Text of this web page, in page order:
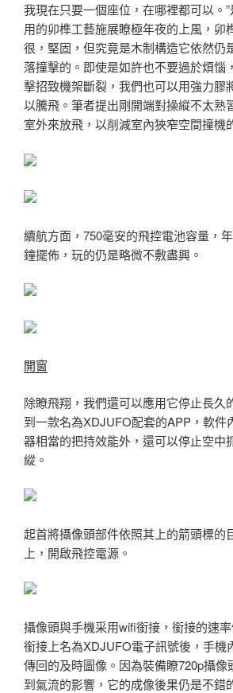
我現在只要一個座位，在哪裡都可以。
用的卯榫工藝施展瞭極年夜的上風，卯
很，堅固，但究竟是木制構造它依然仍
落撞擊的。即使是如許也不要過於煩惱
擊招致機架斷裂，我們也可以用強力膠
以騰飛。筆者提出剛開端對操縱不太熟
室外來放飛，以削減室內狹窄空間撞機
續航方面，750毫安的飛控電池容量，
鐘擺佈，玩的仍是略微不敷盡興。
開窗
除瞭飛翔，我們還可以應用它停止長久
到一款名為XDJUFO配套的APP，軟件
器相當的把持效能外，還可以停止空中
縱。
起首將攝像頭部件依照其上的箭頭標的
上，開啟飛控電源。
攝像頭與手機采用wifi銜接，銜接的速
銜接上名為XDJUFO電子訊號後，手機
傳回的及時圖像。因為裝備瞭720p攝像
到氣流的影響，它的成像後果仍是不錯